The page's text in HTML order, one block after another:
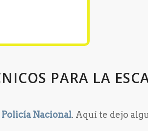
PARA LA
Nacional. Aquí te dejo